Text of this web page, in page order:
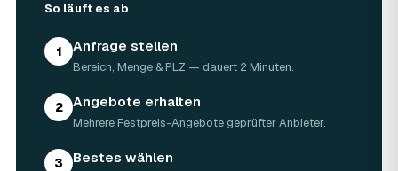
angerechnet?
Ja. Antiquitäten, Möbel, Schmuck und ganze Sammlungen
aus dem Nachlass werden fachkundig begutachtet und
auf den Preis angerechnet. Bei wertvollem Hausstand
kann die Haushaltsauflösung in Viechtach dadurch
nahezu kostenneutral werden – in Einzelfällen bis hin zu
Nullkosten.
Wie lange dauert eine Haushaltsauflösung in
So läuft es ab
1 Anfrage stellen
Bereich, Menge & PLZ — dauert 2 Minuten.
2 Angebote erhalten
Mehrere Festpreis-Angebote geprüfter Anbieter.
3 Bestes wählen